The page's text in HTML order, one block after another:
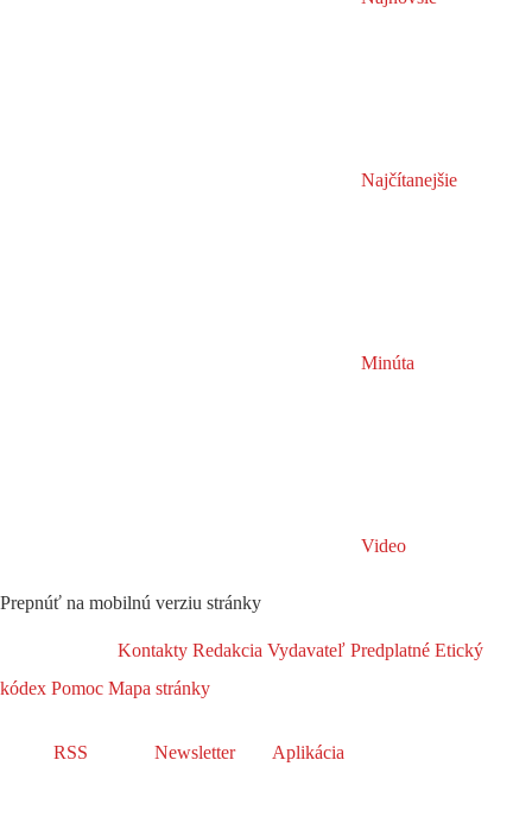
Najčítanejšie
Minúta
Video
Prepnúť na mobilnú verziu stránky
Kontakty Redakcia Vydavateľ Predplatné Etický
kódex Pomoc Mapa stránky
RSS Newsletter Aplikácia